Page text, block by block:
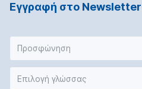
Εγγραφή στο Νewsletter
Προσφώνηση
Επιλογή γλώσσας